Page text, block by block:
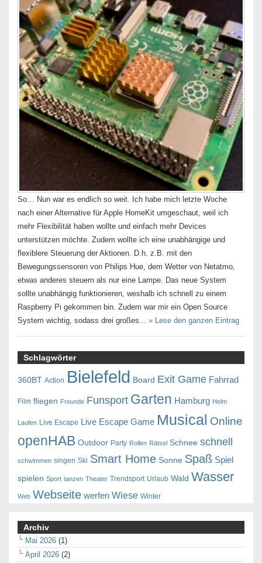
So… Nun war es endlich so weit. Ich habe mich letzte Woche
nach einer Alternative für Apple HomeKit umgeschaut, weil ich
mehr Flexibilität haben wollte und einfach mehr Devices
unterstützen möchte. Zudem wollte ich eine unabhängige und
flexiblere Steuerung der Aktionen. D.h. z.B. mit den
Bewegungssensoren von Philips Hue, dem Wetter von Netatmo,
etwas anderes steuern als nur eine Lampe. Das neue System
sollte unabhängig funktionieren, weshalb ich schnell zu einem
Raspberry Pi gekommen bin. Zudem war mir ein Open Source
System wichtig, sodass drei großes... » Lese den ganzen Eintrag
Schlagwörter
360BT Action Bielefeld Board Exit Game Fahrrad
Film fliegen Freunde Funsport Garten Hamburg Helm
Laufen Live Escape Live Escape Game Musical Online
openHAB Outdoor Party Rollen Rätsel Schnee schnell
schwimmen singen Ski Smart Home Sonne Spaß Spiel
spielen Sport tanzen Theater Trendsport Urlaub Wald Wasser
Web Webseite werfen Wiese Winter
Archiv
Mai 2026 (1)
April 2026 (2)